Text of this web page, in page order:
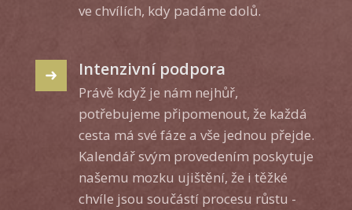
ve chvílích, kdy padáme dolů.
Intenzivní podpora
Právě když je nám nejhůř,
potřebujeme připomenout, že každá
cesta má své fáze a vše jednou přejde.
Kalendář svým provedením poskytuje
našemu mozku ujištění, že i těžké
chvíle jsou součástí procesu růstu -